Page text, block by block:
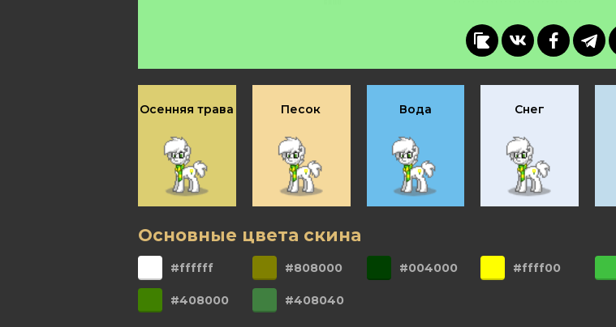
Осенняя трава Песок Вода Снег
Основные цвета скина
#ffffff #808000 #004000 #ffff00
#408000 #408040